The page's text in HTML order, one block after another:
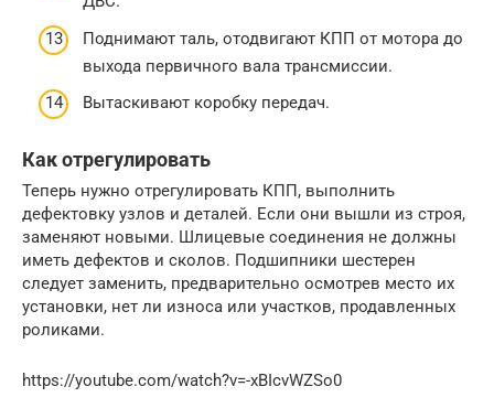
Поднимают таль, отодвигают КПП от мотора до
выхода первичного вала трансмиссии.
Вытаскивают коробку передач.
Как отрегулировать
Теперь нужно отрегулировать КПП, выполнить
дефектовку узлов и деталей. Если они вышли из строя,
заменяют новыми. Шлицевые соединения не должны
иметь дефектов и сколов. Подшипники шестерен
следует заменить, предварительно осмотрев место их
установки, нет ли износа или участков, продавленных
роликами.
https://youtube.com/watch?v=-xBIcvWZSo0